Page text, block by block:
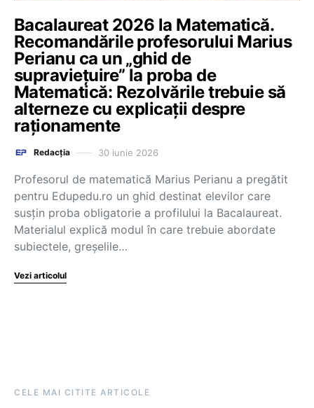
Bacalaureat 2026 la Matematică.
Recomandările profesorului Marius
Perianu ca un „ghid de
supraviețuire” la proba de
Matematică: Rezolvările trebuie să
alterneze cu explicații despre
raționamente
Redacția 30 iunie 2026
Profesorul de matematică Marius Perianu a pregătit
pentru Edupedu.ro un ghid destinat elevilor care
susțin proba obligatorie a profilului la Bacalaureat.
Materialul explică modul în care trebuie abordate
subiectele, greșelile…
Vezi articolul
CELE MAI CITITE ARTICOLE